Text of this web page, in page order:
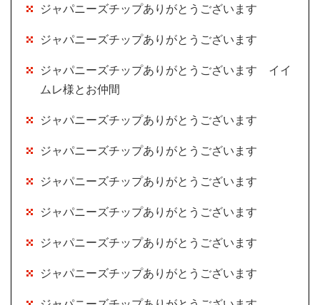
ジャパニーズチップありがとうございます
ジャパニーズチップありがとうございます
ジャパニーズチップありがとうございます イイ
ムレ様とお仲間
ジャパニーズチップありがとうございます
ジャパニーズチップありがとうございます
ジャパニーズチップありがとうございます
ジャパニーズチップありがとうございます
ジャパニーズチップありがとうございます
ジャパニーズチップありがとうございます